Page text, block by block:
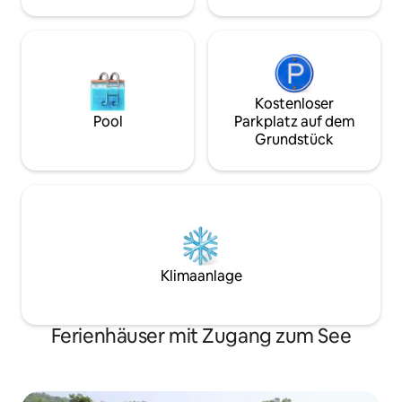
Musik.
Pool
Kostenloser
Parkplatz auf dem
Grundstück
Klimaanlage
Ferienhäuser mit Zugang zum See